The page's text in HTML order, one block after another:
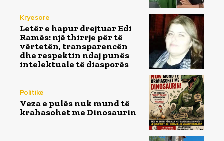
Kryesore
Letër e hapur drejtuar Edi
Ramës: një thirrje për të
vërtetën, transparencën
dhe respektin ndaj punës
intelektuale të diasporës
Politikë
Veza e pulës nuk mund të
krahasohet me Dinosaurin